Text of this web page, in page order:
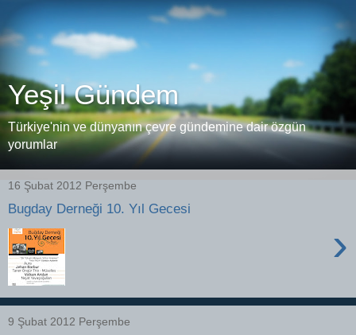
Yeşil Gündem
Türkiye'nin ve dünyanın çevre gündemine dair özgün
yorumlar
16 Şubat 2012 Perşembe
Bugday Derneği 10. Yıl Gecesi
›
9 Şubat 2012 Perşembe